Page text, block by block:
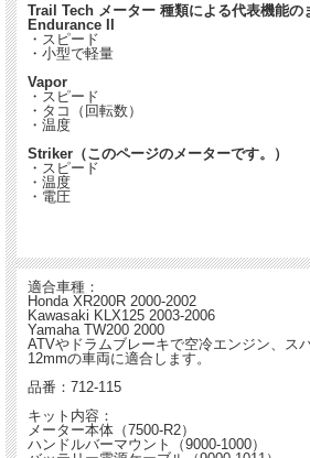
・車両の電圧を知る：STRIKER（ストライカー）は
何が起こっているのかを知ることが出来ます。電気
るほどバイクのバッテリーを消耗させるリスクが高
イクのシステムが誤作動を起こす原因にもなります。
・スピードメーター、時間、距離計、電圧計、エン
たった１つであなたのバイクのインストルメント・
換してもよいくらいの必要十分な機能を備えています
もしデュアルスポーツやSUPERMOTO、街乗りバイ
使用したい場合は、STRIKER本体と一緒にご使用い
ンジケーターライトダッシュボードもオプションで
またモトクロス、エンデューロ、ラリー、トレイル
他エンデューロやラリー用オプションとして
スピードメーター(速度計): o 実速度 o 最高速メモリ
プレー 電圧計:
o バッテリー電圧を常に監視
o デュアル・プログラマブルインジケーターライト
o 測定範囲1.6-52.6V （AC/DC）
Trail Tech メーター 種類による代表機能の
Endurance II
・スピード
・小型で軽量
Vapor
・スピード
・タコ（回転数）
・温度
Striker（このページのメーターです。）
・スピード
・温度
・電圧
適合車種：
Honda XR200R 2000-2002
Kawasaki KLX125 2003-2006
Yamaha TW200 2000
ATVやドラムブレーキで空冷エンジン、ス
12mmの車両に適合します。
品番：712-115
キット内容：
メーター本体（7500-R2）
ハンドルバーマウント（9000-1000）